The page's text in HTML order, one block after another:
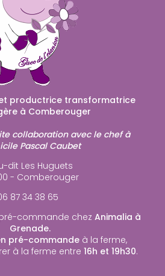
productrice transformatrice
à Comberouger
collaboration avec le chef à
Pascal Caubet
dit Les Huguets
- Comberouger
87 34 38 65
commande chez Animalia à
Grenade.
pré-commande à la ferme,
à la ferme entre 16h et 19h30.